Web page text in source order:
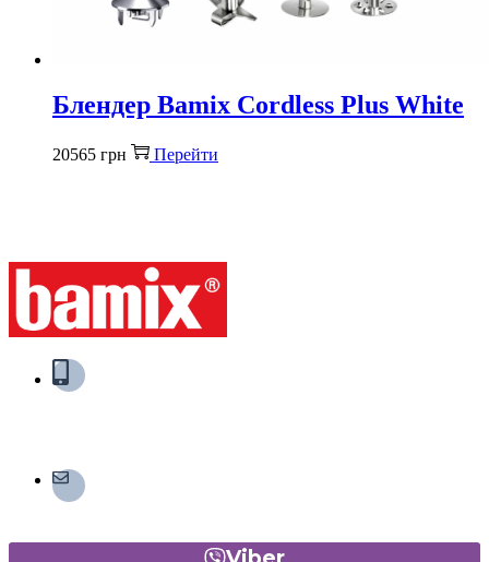
Блендер Bamix Cordless Plus White
20565 грн Перейти